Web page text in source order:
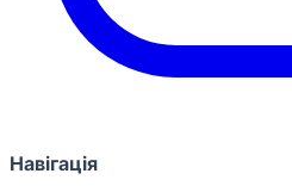
Навігація